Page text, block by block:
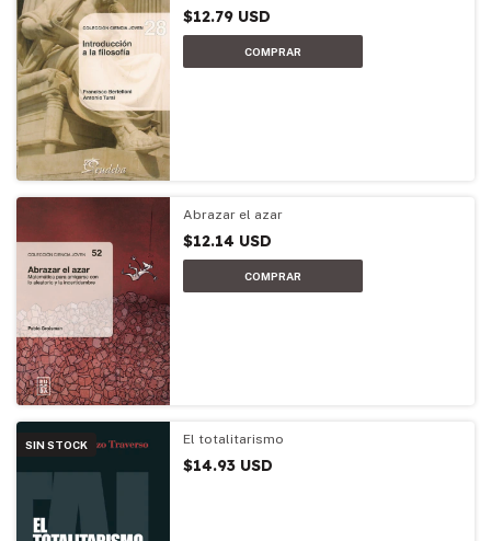
$12.79 USD
Abrazar el azar
$12.14 USD
SIN STOCK El totalitarismo
$14.93 USD